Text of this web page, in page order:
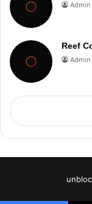
Admin
Reef
Admin